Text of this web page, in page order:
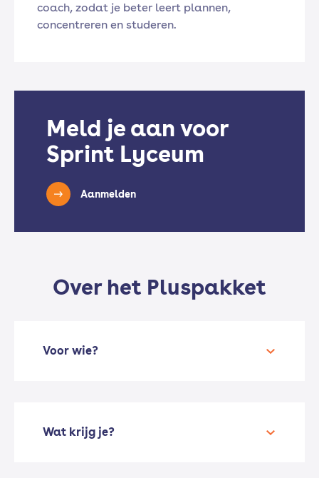
coach, zodat je beter leert plannen,
concentreren en studeren.
Meld je aan voor
Sprint Lyceum
Aanmelden
Over het Pluspakket
Voor wie?
Wat krijg je?